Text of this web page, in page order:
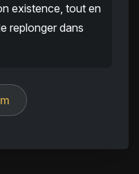
existence, tout en
replonger dans